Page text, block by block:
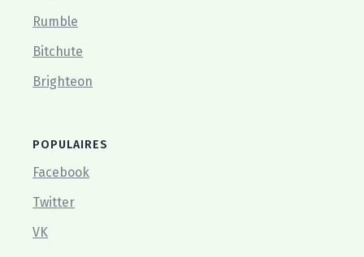
Rumble
Bitchute
Brighteon
POPULAIRES
Facebook
Twitter
VK